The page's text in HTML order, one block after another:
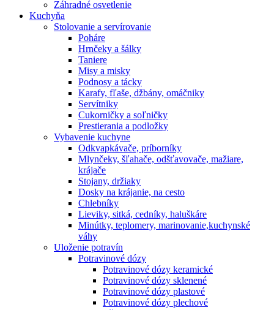
Záhradné osvetlenie
Kuchyňa
Stolovanie a servírovanie
Poháre
Hrnčeky a šálky
Taniere
Misy a misky
Podnosy a tácky
Karafy, fľaše, džbány, omáčniky
Servítniky
Cukorničky a soľničky
Prestierania a podložky
Vybavenie kuchyne
Odkvapkávače, príborníky
Mlynčeky, šľahače, odšťavovače, mažiare,
krájače
Stojany, držiaky
Dosky na krájanie, na cesto
Chlebníky
Lieviky, sitká, cedníky, haluškáre
Minútky, teplomery, marinovanie,kuchynské
váhy
Uloženie potravín
Potravinové dózy
Potravinové dózy keramické
Potravinové dózy sklenené
Potravinové dózy plastové
Potravinové dózy plechové